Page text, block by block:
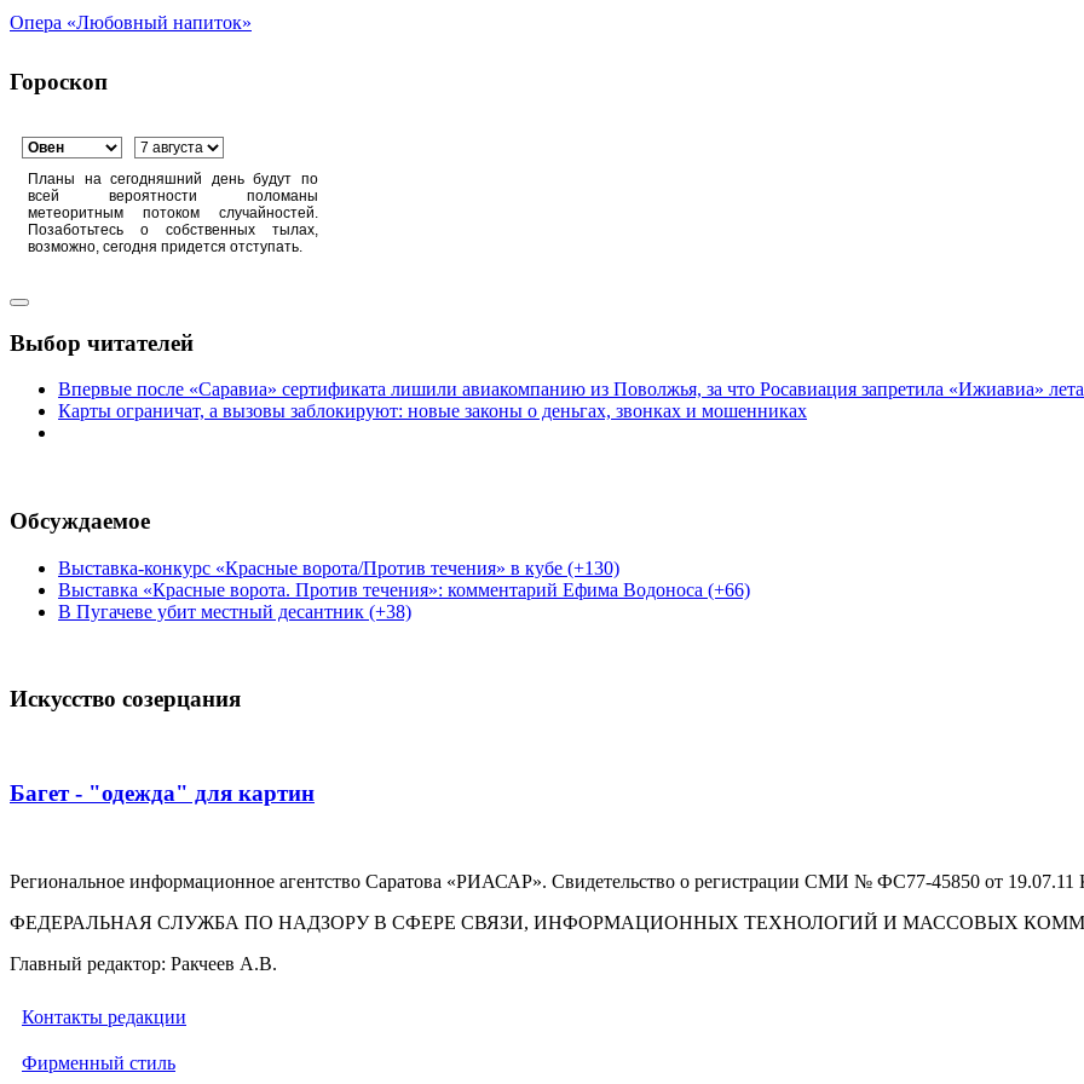
Опера «Любовный напиток»
Гороскоп
Планы на сегодняшний день будут по
всей вероятности поломаны
метеоритным потоком случайностей.
Позаботьтесь о собственных тылах,
возможно, сегодня придется отступать.
Выбор читателей
Впервые после «Саравиа» сертификата лишили авиакомпанию из Поволжья, за что Росавиация запретила «Ижиавиа»
Карты ограничат, а вызовы заблокируют: новые законы о деньгах, звонках и мошенниках
Обсуждаемое
Выставка-конкурс «Красные ворота/Против течения» в кубе (+130)
Выставка «Красные ворота. Против течения»: комментарий Ефима Водоноса (+66)
В Пугачеве убит местный десантник (+38)
Искусство созерцания
Багет - "одежда" для картин
Региональное информационное агентство Саратова «РИАСАР». Свидетельство о регистрации СМИ № ФС77-45850 от
ФЕДЕРАЛЬНАЯ СЛУЖБА ПО НАДЗОРУ В СФЕРЕ СВЯЗИ, ИНФОРМАЦИОННЫХ ТЕХНОЛОГИЙ И МАССОВЫХ
Главный редактор: Ракчеев А.В.
Контакты редакции
Фирменный стиль